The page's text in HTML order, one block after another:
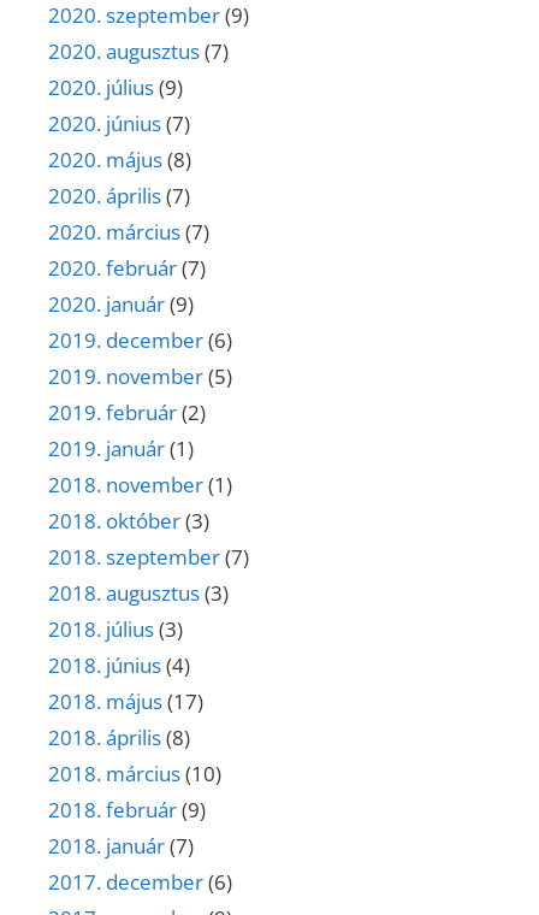
2020. szeptember(9)
2020. augusztus(7)
2020. július(9)
2020. június(7)
2020. május(8)
2020. április(7)
2020. március(7)
2020. február(7)
2020. január(9)
2019. december(6)
2019. november(5)
2019. február(2)
2019. január(1)
2018. november(1)
2018. október(3)
2018. szeptember(7)
2018. augusztus(3)
2018. július(3)
2018. június(4)
2018. május(17)
2018. április(8)
2018. március(10)
2018. február(9)
2018. január(7)
2017. december(6)